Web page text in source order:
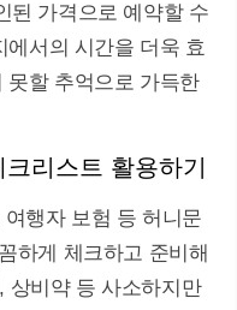
된 가격으로 예약할 수
서의 시간을 더욱 효
못할 추억으로 가득한
리스트 활용하기
행자 보험 등 허니문
하게 체크하고 준비해
상비약 등 사소하지만